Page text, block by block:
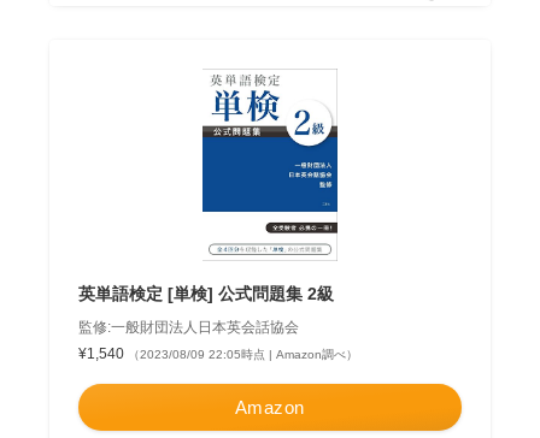
英単語検定 [単検] 公式問題集 2級
監修:一般財団法人日本英会話協会
¥1,540
（2023/08/09 22:05時点 | Amazon調べ）
Amazon